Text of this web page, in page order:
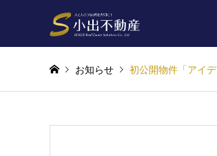
お知らせ 初公開物件「アイ